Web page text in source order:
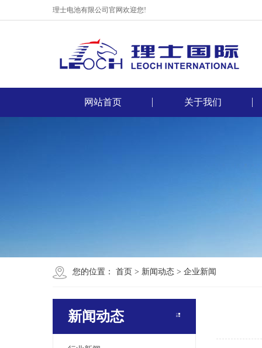
理士电池有限公司官网欢迎您!
网站首页 关于我们
您的位置： 首页 > 新闻动态 > 企业新闻
新闻动态